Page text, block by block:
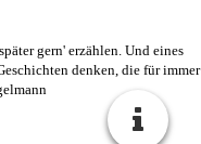
gern' erzählen. Und eines
denken, die für immer